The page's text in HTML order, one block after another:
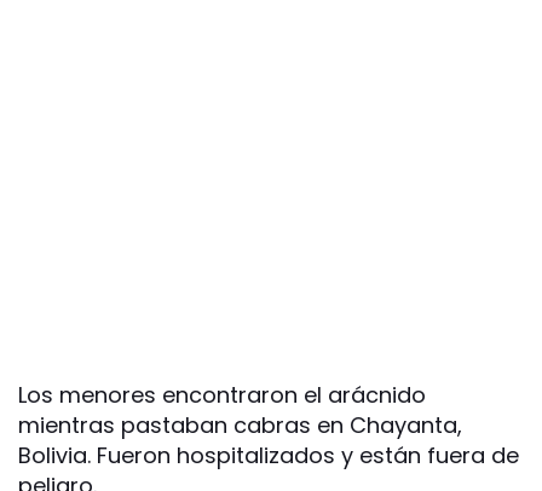
Los menores encontraron el arácnido
mientras pastaban cabras en Chayanta,
Bolivia. Fueron hospitalizados y están fuera de